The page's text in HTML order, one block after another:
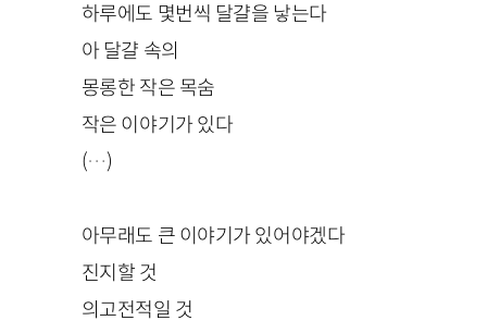
하루에도 몇번씩 달걀을 낳는다
아 달걀 속의
몽롱한 작은 목숨
작은 이야기가 있다
(…)
아무래도 큰 이야기가 있어야겠다
진지할 것
의고전적일 것